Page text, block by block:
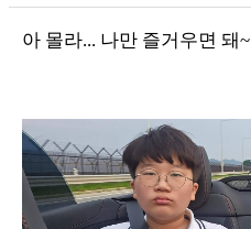
아 몰라... 나만 즐거우면 돼~